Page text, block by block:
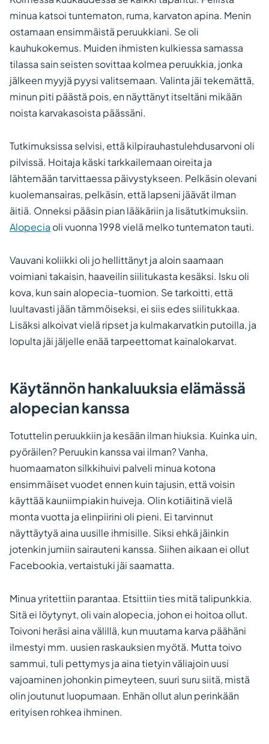
minua katsoi tuntematon, ruma, karvaton apina. Menin
ostamaan ensimmäistä peruukkiani. Se oli
kauhukokemus. Muiden ihmisten kulkiessa samassa
tilassa sain seisten sovittaa kolmea peruukkia, jonka
jälkeen myyjä pyysi valitsemaan. Valinta jäi tekemättä,
minun piti päästä pois, en näyttänyt itseltäni mikään
noista karvakasoista päässäni.
Tutkimuksissa selvisi, että kilpirauhastulehdusarvoni oli
pilvissä. Hoitaja käski tarkkailemaan oireita ja
lähtemään tarvittaessa päivystykseen. Pelkäsin olevani
kuolemansairas, pelkäsin, että lapseni jäävät ilman
äitiä. Onneksi pääsin pian lääkäriin ja lisätutkimuksiin.
Alopecia oli vuonna 1998 vielä melko tuntematon tauti.
Vauvani koliikki oli jo hellittänyt ja aloin saamaan
voimiani takaisin, haaveilin siilitukasta kesäksi. Isku oli
kova, kun sain alopecia-tuomion. Se tarkoitti, että
luultavasti jään tämmöiseksi, ei siis edes siilitukkaa.
Lisäksi alkoivat vielä ripset ja kulmakarvatkin putoilla, ja
lopulta jäi jäljelle enää tarpeettomat kainalokarvat.
Käytännön hankaluuksia elämässä
alopecian kanssa
Totuttelin peruukkiin ja kesään ilman hiuksia. Kuinka uin,
pyöräilen? Peruukin kanssa vai ilman? Vanha,
huomaamaton silkkihuivi palveli minua kotona
ensimmäiset vuodet ennen kuin tajusin, että voisin
käyttää kauniimpiakin huiveja. Olin kotiäitinä vielä
monta vuotta ja elinpiirini oli pieni. Ei tarvinnut
näyttäytyä aina uusille ihmisille. Siksi ehkä jäinkin
jotenkin jumiin sairauteni kanssa. Siihen aikaan ei ollut
Facebookia, vertaistuki jäi saamatta.
Minua yritettiin parantaa. Etsittiin ties mitä talipunkkia.
Sitä ei löytynyt, oli vain alopecia, johon ei hoitoa ollut.
Toivoni heräsi aina välillä, kun muutama karva päähäni
ilmestyi mm. uusien raskauksien myötä. Mutta toivo
sammui, tuli pettymys ja aina tietyin väliajoin uusi
vajoaminen johonkin pimeyteen, suuri suru siitä, mistä
olin joutunut luopumaan. Enhän ollut alun perinkään
erityisen rohkea ihminen.